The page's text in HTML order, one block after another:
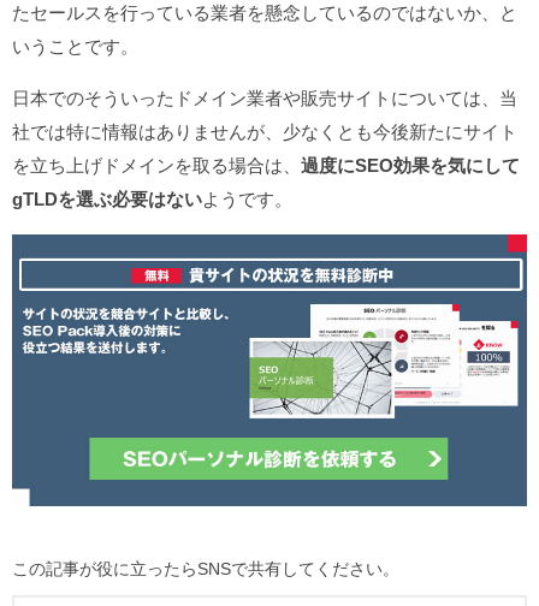
たセールスを行っている業者を懸念しているのではないか、と
いうことです。
日本でのそういったドメイン業者や販売サイトについては、当
社では特に情報はありませんが、少なくとも今後新たにサイト
を立ち上げドメインを取る場合は、 過度にSEO効果を気にして
gTLDを選ぶ必要はないようです。
この記事が役に立ったらSNSで共有してください。